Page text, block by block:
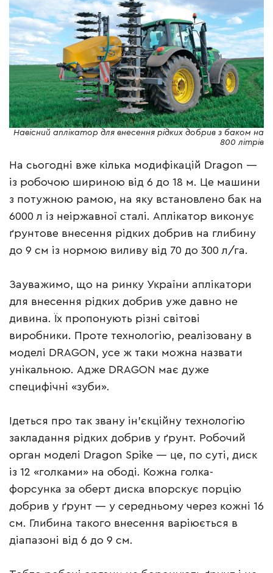
Навісний аплікатор для внесення рідких добрив з баком на
800 літрів
На сьогодні вже кілька модифікацій Dragon —
із робочою шириною від 6 до 18 м. Це машини
з потужною рамою, на яку встановлено бак на
6000 л із неіржавної сталі. Аплікатор виконує
ґрунтове внесення рідких добрив на глибину
до 9 см із нормою виливу від 70 до 300 л/га.
Зауважимо, що на ринку України аплікатори
для внесення рідких добрив уже давно не
дивина. Їх пропонують різні світові
виробники. Проте технологію, реалізовану в
моделі DRAGON, усе ж таки можна назвати
унікальною. Адже DRAGON має дуже
специфічні «зуби».
Ідеться про так звану ін’єкційну технологію
закладання рідких добрив у ґрунт. Робочий
орган моделі Dragon Spike — це, по суті, диск
із 12 «голками» на ободі. Кожна голка-
форсунка за оберт диска впорскує порцію
добрив у ґрунт — у середньому через кожні 16
см. Глибина такого внесення варіюється в
діапазоні від 6 до 9 см.